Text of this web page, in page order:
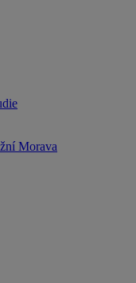
Morava